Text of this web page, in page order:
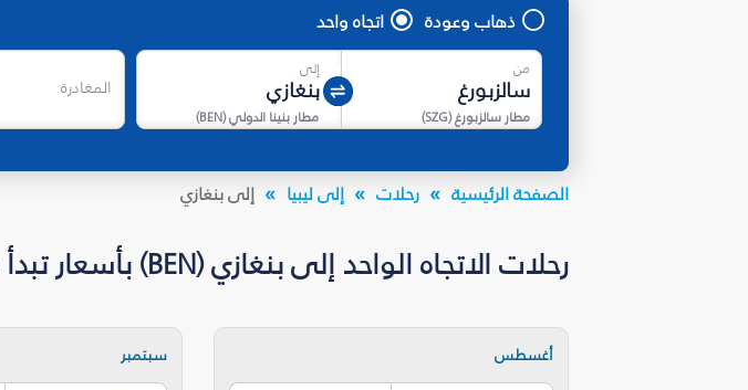
ذهاب وعودة اتجاه واحد
من
مطار سالزبورغ(
SZG
)
إلى
مطار بنينا الدولي(
BEN
)
المغادرة
الصفحة الرئيسية رحلات إلى ليبيا إلى بنغازي
رحلات الاتجاه الواحد إلى بنغازي (BEN) بأسعار تبدأ من EUR 553.58* - فلاي دبي
أغسطس سبتمبر